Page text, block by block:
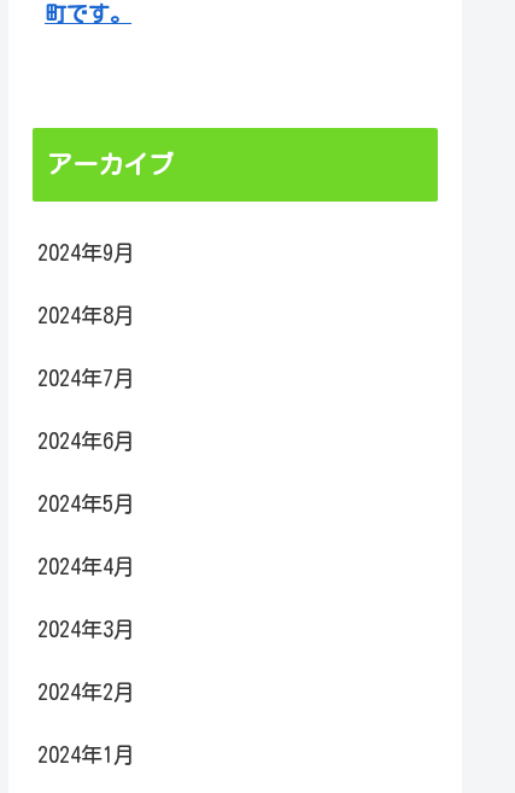
町です。
アーカイブ
2024年9月
2024年8月
2024年7月
2024年6月
2024年5月
2024年4月
2024年3月
2024年2月
2024年1月